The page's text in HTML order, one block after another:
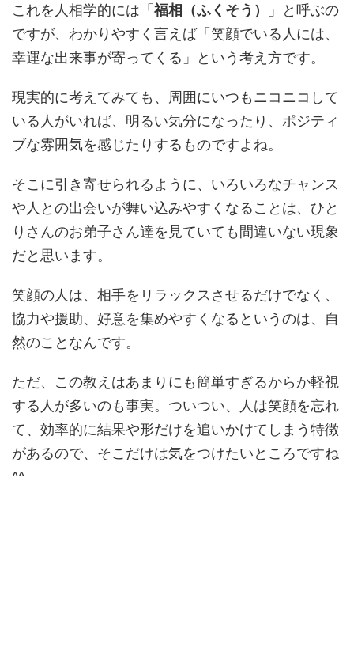
これを人相学的には「 福相（ふくそう）
」と呼ぶの
ですが、わかりやすく言えば「笑顔でいる人には、
幸運な出来事が寄ってくる」という考え方です。
現実的に考えてみても、周囲にいつもニコニコして
いる人がいれば、明るい気分になったり、ポジティ
ブな雰囲気を感じたりするものですよね。
そこに引き寄せられるように、いろいろなチャンス
や人との出会いが舞い込みやすくなることは、ひと
りさんのお弟子さん達を見ていても間違いない現象
だと思います。
笑顔の人は、相手をリラックスさせるだけでなく、
協力や援助、好意を集めやすくなるというのは、自
然のことなんです。
ただ、この教えはあまりにも簡単すぎるからか軽視
する人が多いのも事実。ついつい、人は笑顔を忘れ
て、効率的に結果や形だけを追いかけてしまう特徴
があるので、そこだけは気をつけたいところですね
^^